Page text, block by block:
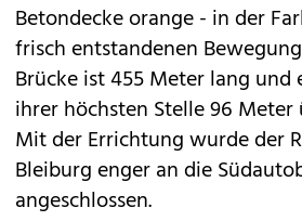
Betondecke orange - in der
frisch entstandenen
Brücke ist 455 Meter lang und
ihrer höchsten Stelle 96 Meter
Mit der Errichtung wurde der
Bleiburg enger an die
angeschlossen.